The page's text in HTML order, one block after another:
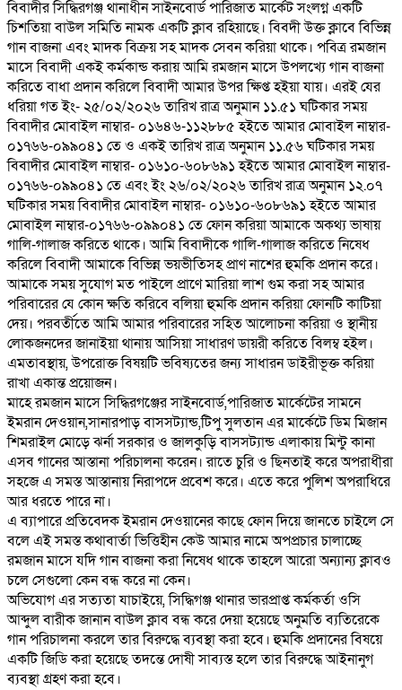
বিবাদীর সিদ্ধিরগঞ্জ থানাধীন সাইনবোর্ড পারিজাত মার্কেট সংলগ্ন একটি
চিশতিয়া বাউল সমিতি নামক একটি ক্লাব রহিয়াছে। বিবদী উক্ত ক্লাবে বিভিন্ন
গান বাজনা এবং মাদক বিক্রয় সহ মাদক সেবন করিয়া থাকে। পবিত্র রমজান
মাসে বিবাদী একই কর্মকান্ড করায় আমি রমজান মাসে উপলখ্যে গান বাজনা
করিতে বাধা প্রদান করিলে বিবাদী আমার উপর ক্ষিপ্ত হইয়া যায়। এরই যের
ধরিয়া গত ইং- ২৫/০২/২০২৬ তারিখ রাত্র অনুমান ১১.৫১ ঘটিকার সময়
বিবাদীর মোবাইল নাম্বার- ০১৬৪৬-১১২৮৮৫ হইতে আমার মোবাইল নাম্বার-
০১৭৬৬-০৯৯০৪১ তে ও একই তারিখ রাত্র অনুমান ১১.৫৬ ঘটিকার সময়
বিবাদীর মোবাইল নাম্বার- ০১৬১০-৬০৮৬৯১ হইতে আমার মোবাইল নাম্বার-
০১৭৬৬-০৯৯০৪১ তে এবং ইং ২৬/০২/২০২৬ তারিখ রাত্র অনুমান ১২.০৭
ঘটিকার সময় বিবাদীর মোবাইল নাম্বার- ০১৬১০-৬০৮৬৯১ হইতে আমার
মোবাইল নাম্বার-০১৭৬৬-০৯৯০৪১ তে ফোন করিয়া আমাকে অকথ্য ভাষায়
গালি-গালাজ করিতে থাকে। আমি বিবাদীকে গালি-গালাজ করিতে নিষেধ
করিলে বিবাদী আমাকে বিভিন্ন ভয়ভীতিসহ প্রাণ নাশের হুমকি প্রদান করে।
আমাকে সময় সুযোগ মত পাইলে প্রাণে মারিয়া লাশ গুম করা সহ আমার
পরিবারের যে কোন ক্ষতি করিবে বলিয়া হুমকি প্রদান করিয়া ফোনটি কাটিয়া
দেয়। পরবর্তীতে আমি আমার পরিবারের সহিত আলোচনা করিয়া ও স্থানীয়
লোকজনদের জানাইয়া থানায় আসিয়া সাধারণ ডায়রী করিতে বিলম্ব হইল।
এমতাবস্থায়, উপরোক্ত বিষয়টি ভবিষ্যতের জন্য সাধারন ডাইরীভূক্ত করিয়া
রাখা একান্ত প্রয়োজন।
‎মাহে রমজান মাসে সিদ্ধিরগঞ্জের সাইনবোর্ড,পারিজাত মার্কেটের সামনে
ইমরান দেওয়ান,সানারপাড় বাসসট্যান্ড,টিপু সুলতান এর মার্কেটে ডিম মিজান
শিমরাইল মোড়ে ঝর্না সরকার ও জালকুড়ি বাসসট্যান্ড এলাকায় মিন্টু কানা
এসব গানের আস্তানা পরিচালনা করেন। রাতে চুরি ও ছিনতাই করে অপরাধীরা
সহজে এ সমস্ত আস্তানায় নিরাপদে প্রবেশ করে। এতে করে পুলিশ অপরাধিরে
আর ধরতে পারে না।
‎এ ব্যাপারে প্রতিবেদক ইমরান দেওয়ানের কাছে ফোন দিয়ে জানতে চাইলে সে
বলে এই সমস্ত কথাবার্তা ভিত্তিহীন কেউ আমার নামে অপপ্রচার চালাচ্ছে
রমজান মাসে যদি গান বাজনা করা নিষেধ থাকে তাহলে আরো অন্যান্য ক্লাবও
চলে সেগুলো কেন বন্ধ করে না কেন।
‎অভিযোগ এর সত্যতা যাচাইয়ে, সিদ্ধিগঞ্জ থানার ভারপ্রাপ্ত কর্মকর্তা ওসি
আব্দুল বারীক জানান বাউল ক্লাব বন্ধ করে দেয়া হয়েছে অনুমতি ব্যতিরেকে
গান পরিচালনা করলে তার বিরুদ্ধে ব্যবস্থা করা হবে। হুমকি প্রদানের বিষয়ে
একটি জিডি করা হয়েছে তদন্তে দোষী সাব্যস্ত হলে তার বিরুদ্ধে আইনানুগ
ব্যবস্থা গ্রহণ করা হবে।